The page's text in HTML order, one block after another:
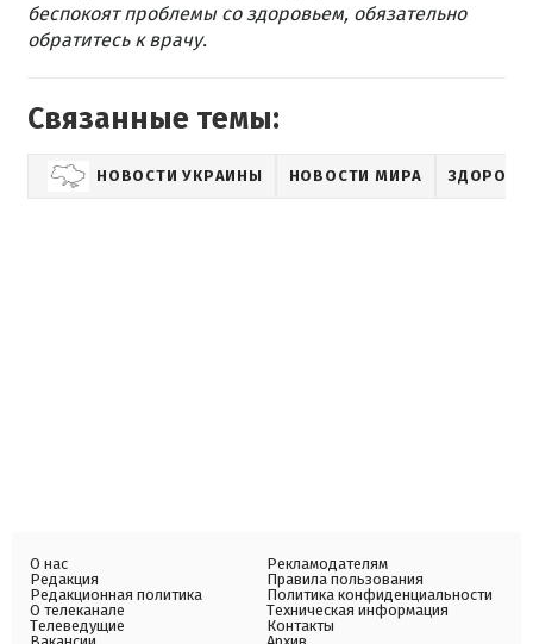
беспокоят проблемы со здоровьем, обязательно
обратитесь к врачу.
Связанные темы:
НОВОСТИ УКРАИНЫ НОВОСТИ МИРА
О нас
Редакция
Редакционная политика
О телеканале
Телеведущие
Рекламодателям
Правила пользования
Политика конфиденциальности
Техническая информация
Контакты